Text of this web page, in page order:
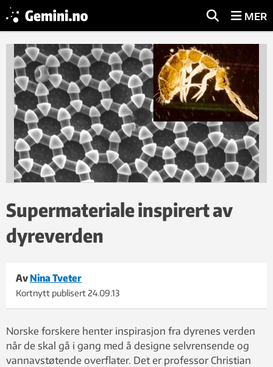
MER
Supermateriale inspirert av
dyreverden
Av Nina Tveter
Kortnytt publisert24.09.13
Norske forskere henter inspirasjon fra dyrenes verden
når de skal gå i gang med å designe selvrensende og
vannavstøtende overflater. Det er professor Christian